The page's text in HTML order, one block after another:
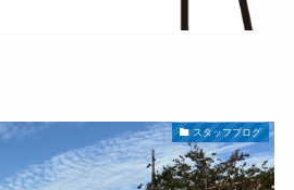
スタッフブログ